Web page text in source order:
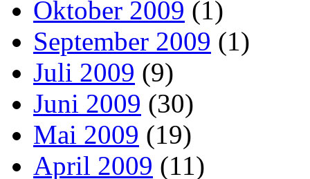
Oktober 2009 (1)
September 2009 (1)
Juli 2009 (9)
Juni 2009 (30)
Mai 2009 (19)
April 2009 (11)